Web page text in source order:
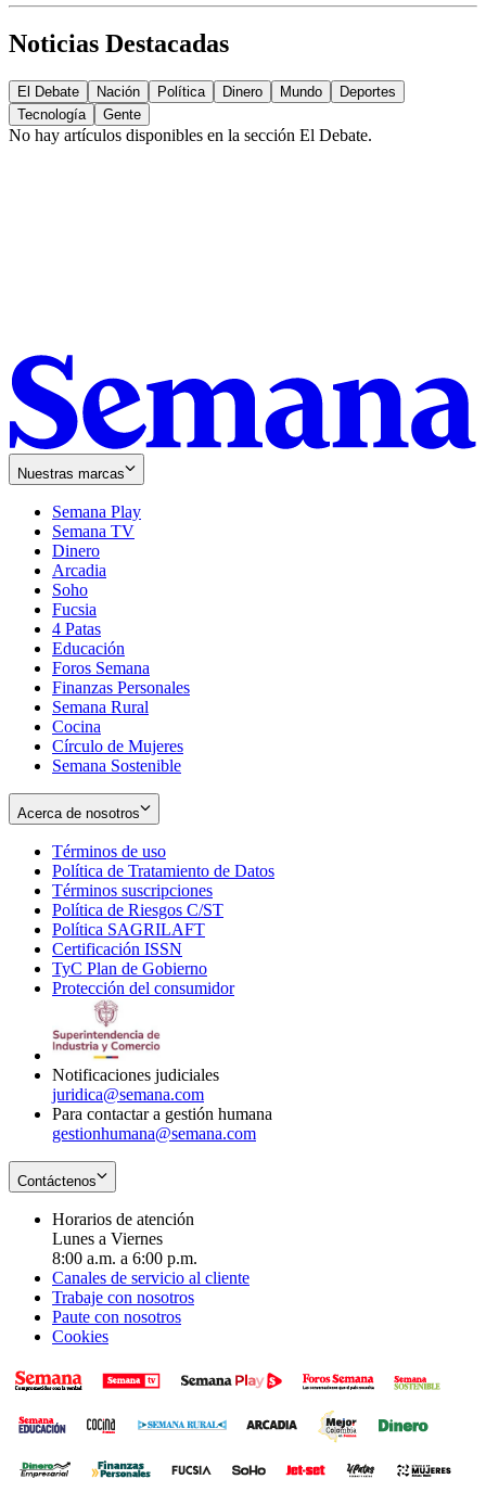
Noticias Destacadas
El Debate Nación Política Dinero Mundo
Deportes
Tecnología
Gente
No hay artículos disponibles en la sección El Debate.
Nuestras marcas
Semana Play
Semana TV
Dinero
Arcadia
Soho
in
new
window
Fucsia
in
new
window
4 Patas
Educación
Foros Semana
Finanzas Personales
Semana Rural
Cocina
Círculo de Mujeres
Semana Sostenible
Acerca de nosotros
Términos de uso
in
new
window
Política de Tratamiento de Datos
Términos suscripciones
in
Política de Riesgos C/ST
Política SAGRILAFT
new
window
Certificación ISSN
in
new
TyC Plan de Gobierno
in
Protección del consumidorOpens
Notificaciones judiciales
juridica@semana.com
Para contactar a gestión humana
gestionhumana@semana.com
Contáctenos
Horarios de atención
Lunes a Viernes
8:00 a.m. a 6:00 p.m.
Canales de servicio al cliente
Trabaje con nosotros
Paute con nosotros
Cookies